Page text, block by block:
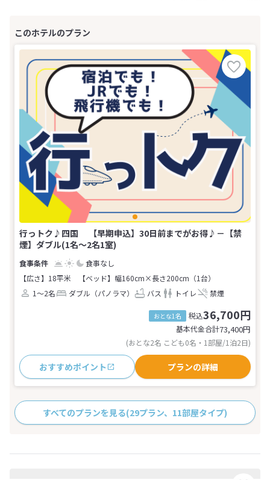
行っトク♪四国 【早期申込】30日前までがお得♪－【禁
煙】ダブル(1名～2名1室)
食事なし
【広さ】18平米
【ベッド】幅160cm×長さ200cm（1台）
1～2名
ダブル（パノラマ） バス トイレ 禁煙
おとな1名 税込36,700円
基本代金合計73,400円
(おとな2名 こども0名・1部屋/1泊2日)
おすすめポイント プランの詳細
すべてのプランを見る(29プラン、11部屋タイプ)